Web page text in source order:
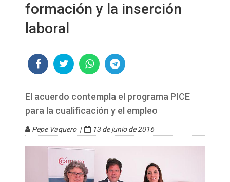
formación y la inserción
laboral
El acuerdo contempla el programa PICE
para la cualificación y el empleo
Pepe Vaquero | 13 de junio de 2016